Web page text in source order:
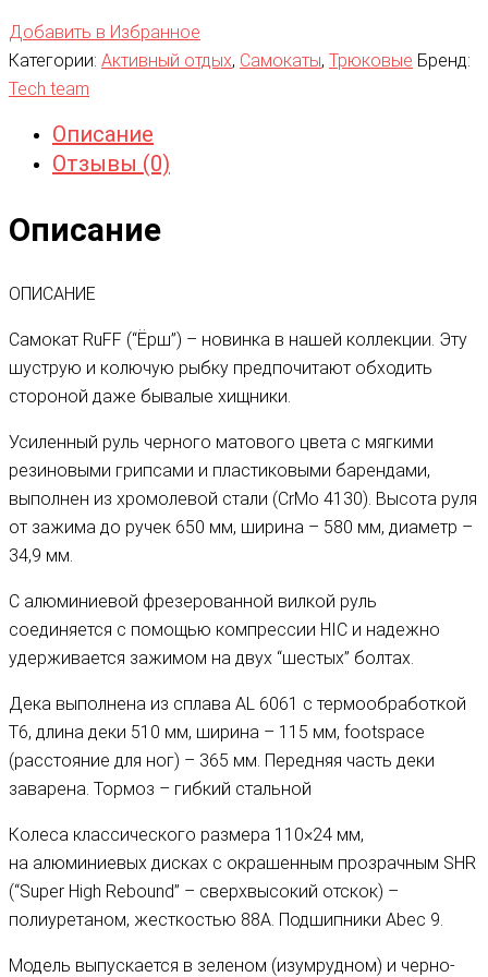
Добавить в Избранное
Категории: Активный отдых, Самокаты, Трюковые Бренд:
Tech team
Описание
Отзывы (0)
Описание
ОПИСАНИЕ
Самокат RuFF (“Ёрш”) – новинка в нашей коллекции. Эту
шуструю и колючую рыбку предпочитают обходить
стороной даже бывалые хищники.
Усиленный руль черного матового цвета с мягкими
резиновыми грипсами и пластиковыми барендами,
выполнен из хромолевой стали (CrMo 4130). Высота руля
от зажима до ручек 650 мм, ширина – 580 мм, диаметр –
34,9 мм.
С алюминиевой фрезерованной вилкой руль
соединяется с помощью компрессии HIC и надежно
удерживается зажимом на двух “шестых” болтах.
Дека выполнена из сплава AL 6061 с термообработкой
Т6, длина деки 510 мм, ширина – 115 мм, footspace
(расстояние для ног) – 365 мм. Передняя часть деки
заварена. Тормоз – гибкий стальной
Колеса классического размера 110×24 мм,
на алюминиевых дисках c окрашенным прозрачным SHR
(“Super High Rebound” – сверхвысокий отскок) –
полиуретаном, жесткостью 88A. Подшипники Abec 9.
Модель выпускается в зеленом (изумрудном) и черно-